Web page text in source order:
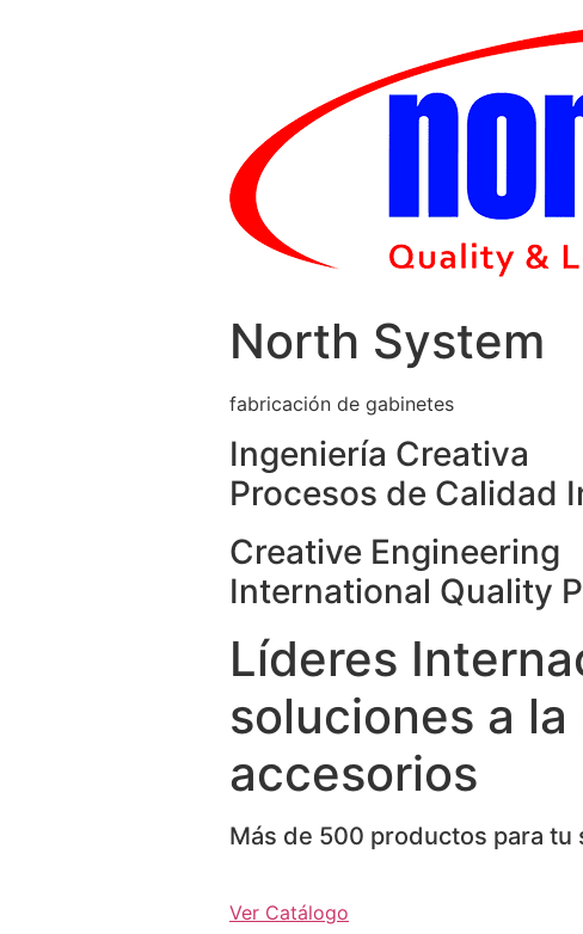
North System
fabricación de gabinetes
Ingeniería Creativa
Procesos de Calidad
Creative Engineering
International Quality
Líderes
soluciones a
accesorios
Más de 500 productos para
Ver Catálogo